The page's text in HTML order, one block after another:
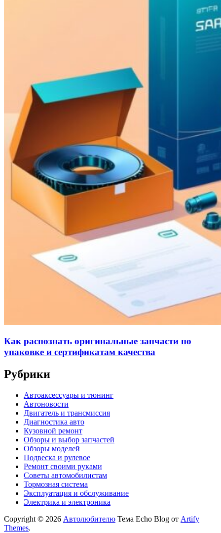
Как распознать оригинальные запчасти по
упаковке и сертификатам качества
Рубрики
Автоаксессуары и тюнинг
Автоновости
Двигатель и трансмиссия
Диагностика авто
Кузовной ремонт
Обзоры и выбор запчастей
Обзоры моделей
Подвеска и рулевое
Ремонт своими руками
Советы автомобилистам
Тормозная система
Эксплуатация и обслуживание
Электрика и электроника
Copyright © 2026 Автолюбителю Тема Echo Blog от Artify
Themes.